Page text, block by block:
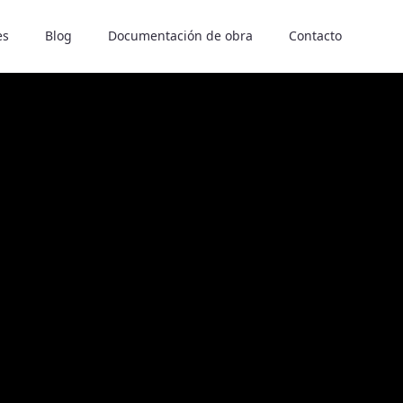
Blog Documentación de obra Contacto